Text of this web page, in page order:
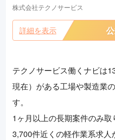
株式会社テクノサービス
詳細を表示
テクノサービス働くナビは
現在）がある工場や製造業
す。
1ヶ月以上の長期案件のみ
3,700件近くの軽作業系求人